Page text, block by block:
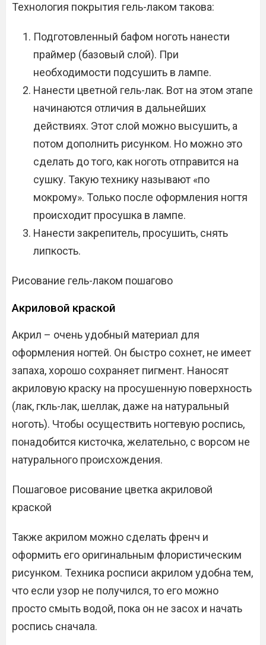
Технология покрытия гель-лаком такова:
Подготовленный бафом ноготь нанести
праймер (базовый слой). При
необходимости подсушить в лампе.
Нанести цветной гель-лак. Вот на этом этапе
начинаются отличия в дальнейших
действиях. Этот слой можно высушить, а
потом дополнить рисунком. Но можно это
сделать до того, как ноготь отправится на
сушку. Такую технику называют «по
мокрому». Только после оформления ногтя
происходит просушка в лампе.
Нанести закрепитель, просушить, снять
липкость.
Рисование гель-лаком пошагово
Акриловой краской
Акрил – очень удобный материал для
оформления ногтей. Он быстро сохнет, не имеет
запаха, хорошо сохраняет пигмент. Наносят
акриловую краску на просушенную поверхность
(лак, гкль-лак, шеллак, даже на натуральный
ноготь). Чтобы осуществить ногтевую роспись,
понадобится кисточка, желательно, с ворсом не
натурального происхождения.
Пошаговое рисование цветка акриловой
краской
Также акрилом можно сделать френч и
оформить его оригинальным флористическим
рисунком. Техника росписи акрилом удобна тем,
что если узор не получился, то его можно
просто смыть водой, пока он не засох и начать
роспись сначала.